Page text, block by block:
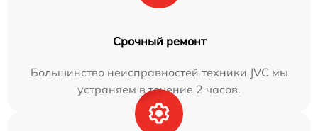
Срочный ремонт
Большинство неисправностей техники JVC мы
устраняем в течение 2 часов.